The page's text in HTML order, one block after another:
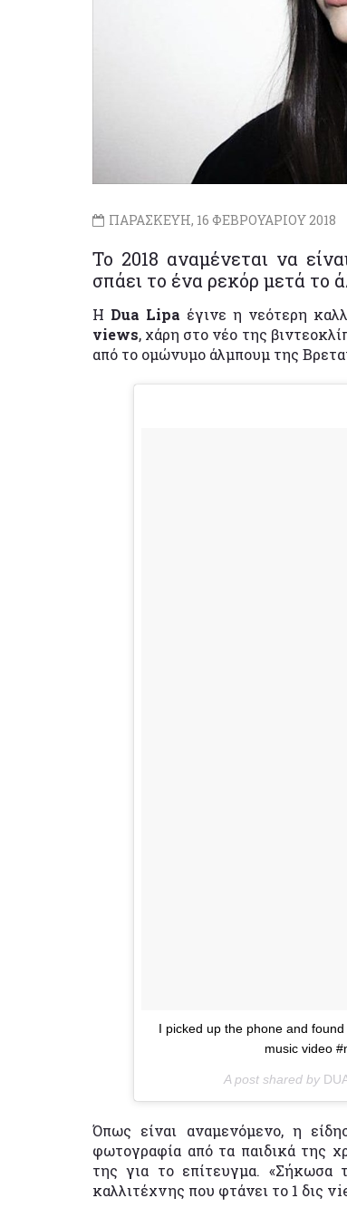
ΠΑΡΑΣΚΕΥΗ, 16 ΦΕΒΡΟΥΑΡΙΟΥ 2018
Το 2018 αναμένεται να
σπάει το ένα ρεκόρ μετά το
Η Dua Lipa έγινε η νεότερη
views, χάρη στο νέο της
από το ομώνυμο άλμπουμ της
I picked up the phone and
music video
A post shared by
Όπως είναι αναμενόμενο, η
φωτογραφία από τα παιδικά της
της για το επίτευγμα. «Σήκωσα
καλλιτέχνης που φτάνει το 1 δις